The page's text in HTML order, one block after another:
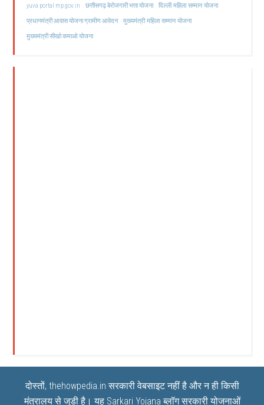
yuva portal mp gov.in
छत्तीसगढ़ बेरोजगारी भत्ता योजना दिल्ली महिला सम्मान योजना
प्रधानमंत्री आवास योजना ग्रामीण आवेदन मुख्यमंत्री महिला सम्मान योजना
मुख्यमंत्री सीखो कमाओ योजना
दोस्तों, thehowpedia.in सरकारी वेबसाइट नहीं है और न ही किसी
मंत्रालय से जुड़ी है। यह Sarkari Yojana ब्लॉग सरकारी योजनाओं